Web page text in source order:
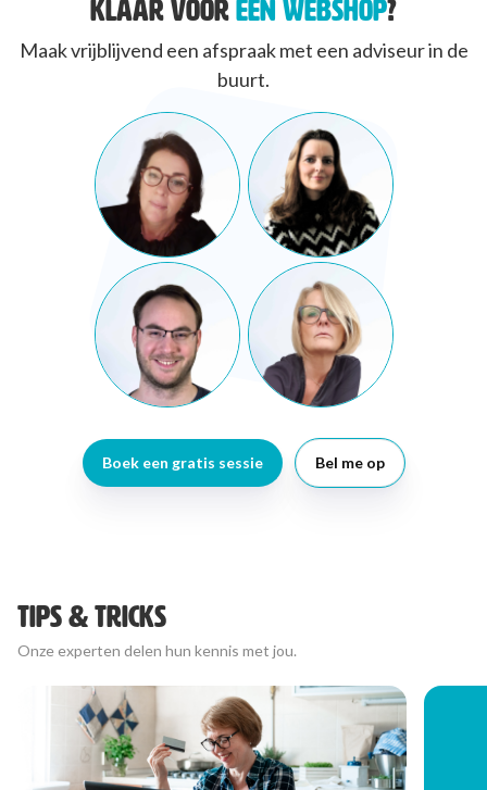
KLAAR VOOREEN WEBSHOP?
Maak vrijblijvend een afspraak met een adviseur in de
buurt.
Boek een gratis sessie Bel me op
TIPS & TRICKS
Onze experten delen hun kennis met jou.